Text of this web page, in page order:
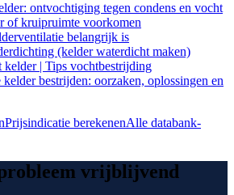
ontvochtiging tegen condens en vocht
of kruipruimte voorkomen
belangrijk is
(kelder waterdicht maken)
kelder | Tips vochtbestrijding
bestrijden: oorzaken, oplossingen en
Prijsindicatie berekenenAlle databank-
vrijblijvend